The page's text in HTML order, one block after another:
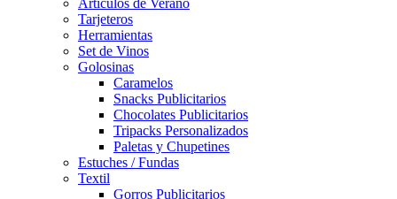
Artículos de Verano
Tarjeteros
Herramientas
Set de Vinos
Golosinas
Caramelos
Snacks Publicitarios
Chocolates Publicitarios
Tripacks Personalizados
Paletas y Chupetines
Estuches / Fundas
Textil
Gorros Publicitarios